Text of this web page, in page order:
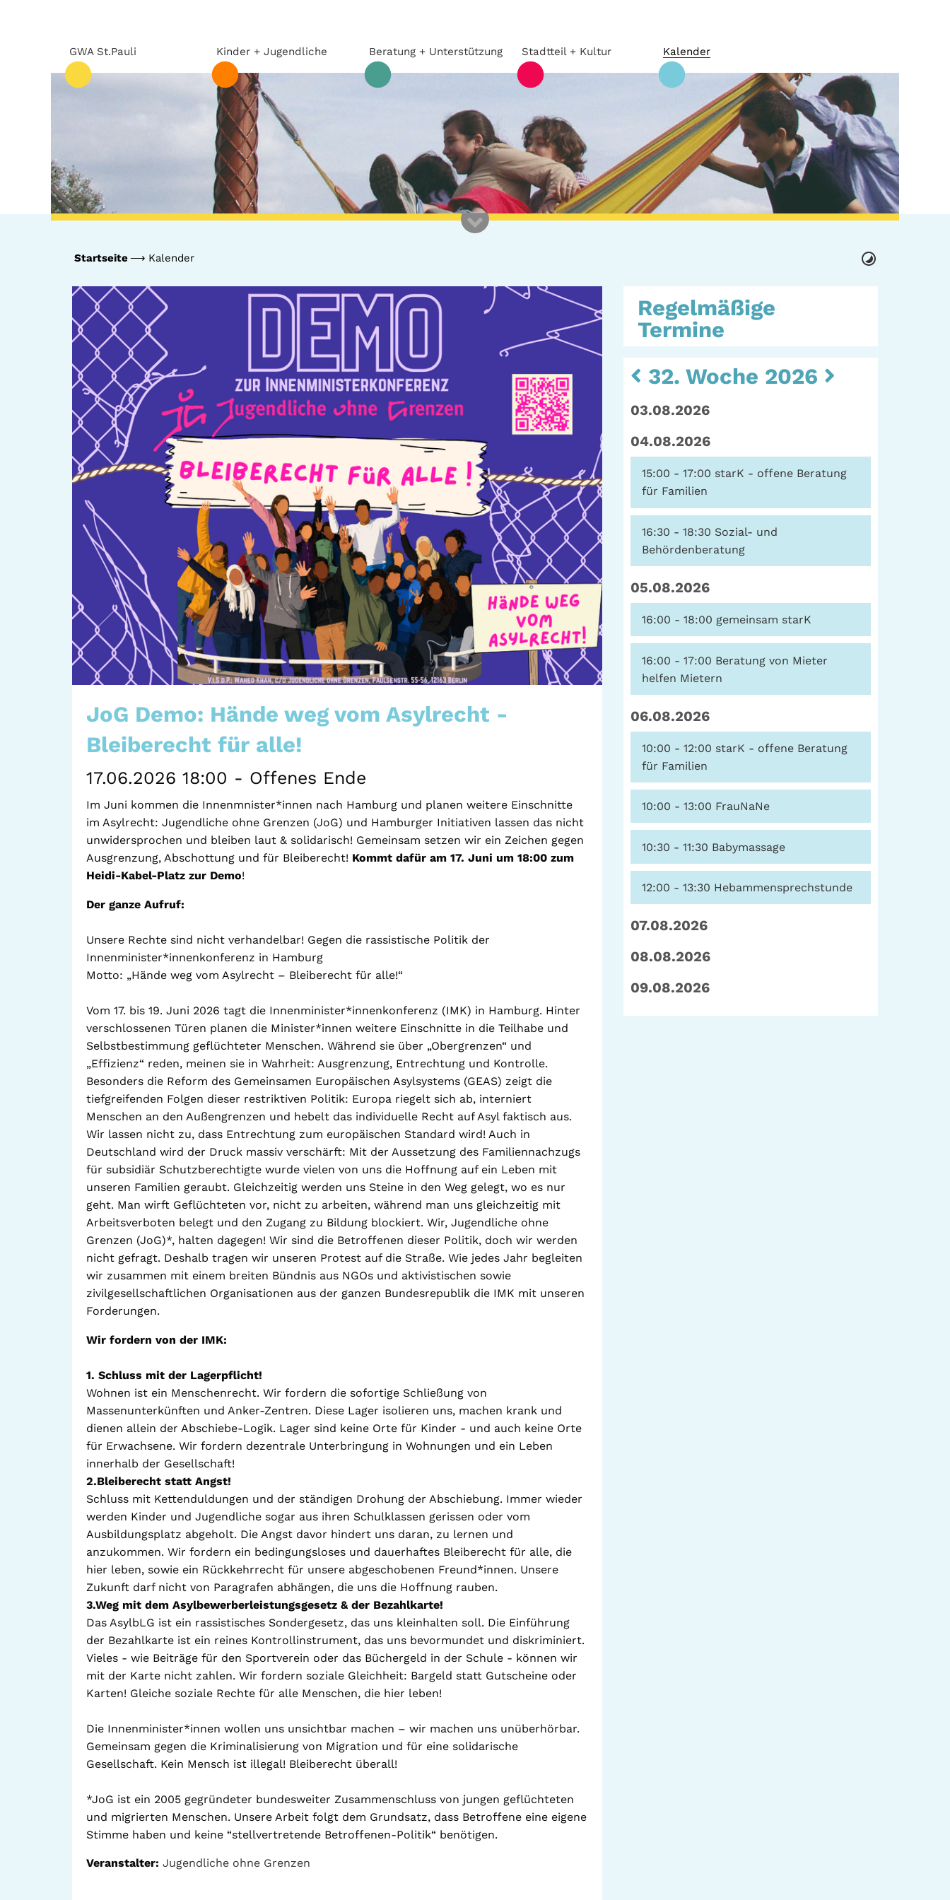
GWA St.Pauli Kinder + Jugendliche Beratung + Unterstützung Stadtteil + Kultur Kalender
Verein
Standorte
Gemeinwesenarbeit
Raumvermietung
Auszeichnungen
Jobs + Praktika
Förderverein
Förderer
Jugendliche
Leseförderung
Ferienprogramm
Unterstützung
IBiS
Offene Sozial- und
Behördenberatung
Big Point
Mieter helfern
Mietern
Familienberatung –
für Fragen zur
Erziehung
Gefährliche Orte
Stadtteilarbeit
Medienzentrum
Stadtteiltheater
Küchenkonzerte
Gemeinwesenarbeit |
Hein-Köllisch-Platz 11
Fax: (040) 410 98 87
57
stpauli.de
Spenden: Investieren
Sie in die GWA!
News Kalender Kontakt Impressum Datenschutz
Startseite Kalender
JoG Demo: Hände weg vom Asylrecht -
Bleiberecht für alle!
17.06.2026 18:00 - Offenes Ende
Im Juni kommen die Innenmnister*innen nach Hamburg und planen weitere Einschnitte
im Asylrecht: Jugendliche ohne Grenzen (JoG) und Hamburger Initiativen lassen das nicht
unwidersprochen und bleiben laut & solidarisch! Gemeinsam setzen wir ein Zeichen gegen
Ausgrenzung, Abschottung und für Bleiberecht! Kommt dafür am 17. Juni um 18:00 zum
Heidi-Kabel-Platz zur Demo!
Der ganze Aufruf:
Unsere Rechte sind nicht verhandelbar! Gegen die rassistische Politik der
Innenminister*innenkonferenz in Hamburg
Motto: „Hände weg vom Asylrecht – Bleiberecht für alle!“
Vom 17. bis 19. Juni 2026 tagt die Innenminister*innenkonferenz (IMK) in Hamburg. Hinter
verschlossenen Türen planen die Minister*innen weitere Einschnitte in die Teilhabe und
Selbstbestimmung geflüchteter Menschen. Während sie über „Obergrenzen“ und
„Effizienz“ reden, meinen sie in Wahrheit: Ausgrenzung, Entrechtung und Kontrolle.
Besonders die Reform des Gemeinsamen Europäischen Asylsystems (GEAS) zeigt die
tiefgreifenden Folgen dieser restriktiven Politik: Europa riegelt sich ab, interniert
Menschen an den Außengrenzen und hebelt das individuelle Recht auf Asyl faktisch aus.
Wir lassen nicht zu, dass Entrechtung zum europäischen Standard wird! Auch in
Deutschland wird der Druck massiv verschärft: Mit der Aussetzung des Familiennachzugs
für subsidiär Schutzberechtigte wurde vielen von uns die Hoffnung auf ein Leben mit
unseren Familien geraubt. Gleichzeitig werden uns Steine in den Weg gelegt, wo es nur
geht. Man wirft Geflüchteten vor, nicht zu arbeiten, während man uns gleichzeitig mit
Arbeitsverboten belegt und den Zugang zu Bildung blockiert. Wir, Jugendliche ohne
Grenzen (JoG)*, halten dagegen! Wir sind die Betroffenen dieser Politik, doch wir werden
nicht gefragt. Deshalb tragen wir unseren Protest auf die Straße. Wie jedes Jahr begleiten
wir zusammen mit einem breiten Bündnis aus NGOs und aktivistischen sowie
zivilgesellschaftlichen Organisationen aus der ganzen Bundesrepublik die IMK mit unseren
Forderungen.
Wir fordern von der IMK:
1. Schluss mit der Lagerpflicht!
Wohnen ist ein Menschenrecht. Wir fordern die sofortige Schließung von
Massenunterkünften und Anker-Zentren. Diese Lager isolieren uns, machen krank und
dienen allein der Abschiebe-Logik. Lager sind keine Orte für Kinder - und auch keine Orte
für Erwachsene. Wir fordern dezentrale Unterbringung in Wohnungen und ein Leben
innerhalb der Gesellschaft!
2.Bleiberecht statt Angst!
Schluss mit Kettenduldungen und der ständigen Drohung der Abschiebung. Immer wieder
werden Kinder und Jugendliche sogar aus ihren Schulklassen gerissen oder vom
Ausbildungsplatz abgeholt. Die Angst davor hindert uns daran, zu lernen und
anzukommen. Wir fordern ein bedingungsloses und dauerhaftes Bleiberecht für alle, die
hier leben, sowie ein Rückkehrrecht für unsere abgeschobenen Freund*innen. Unsere
Zukunft darf nicht von Paragrafen abhängen, die uns die Hoffnung rauben.
3.Weg mit dem Asylbewerberleistungsgesetz & der Bezahlkarte!
Das AsylbLG ist ein rassistisches Sondergesetz, das uns kleinhalten soll. Die Einführung
der Bezahlkarte ist ein reines Kontrollinstrument, das uns bevormundet und diskriminiert.
Vieles - wie Beiträge für den Sportverein oder das Büchergeld in der Schule - können wir
mit der Karte nicht zahlen. Wir fordern soziale Gleichheit: Bargeld statt Gutscheine oder
Karten! Gleiche soziale Rechte für alle Menschen, die hier leben!
Die Innenminister*innen wollen uns unsichtbar machen – wir machen uns unüberhörbar.
Gemeinsam gegen die Kriminalisierung von Migration und für eine solidarische
Gesellschaft. Kein Mensch ist illegal! Bleiberecht überall!
*JoG ist ein 2005 gegründeter bundesweiter Zusammenschluss von jungen geflüchteten
und migrierten Menschen. Unsere Arbeit folgt dem Grundsatz, dass Betroffene eine eigene
Stimme haben und keine “stellvertretende Betroffenen-Politik“ benötigen.
Veranstalter: Jugendliche ohne Grenzen
Regelmäßige
Termine
32. Woche 2026
03.08.2026
04.08.2026
15:00 - 17:00 starK - offene Beratung
für Familien
16:30 - 18:30 Sozial- und
Behördenberatung
05.08.2026
16:00 - 18:00 gemeinsam starK
16:00 - 17:00 Beratung von Mieter
helfen Mietern
06.08.2026
10:00 - 12:00 starK - offene Beratung
für Familien
10:00 - 13:00 FrauNaNe
10:30 - 11:30 Babymassage
12:00 - 13:30 Hebammensprechstunde
07.08.2026
08.08.2026
09.08.2026